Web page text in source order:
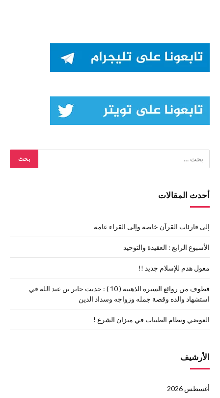
أحدث المقالات
إلى قارئات القرآن خاصة وإلى القراء عامة
الأسبوع الرابع : العقيدة والتوحيد
معول هدم للإسلام جديد !!
قطوف من روائع السيرة الذهبية ( 10 ) : حديث جابر بن عبد الله في
استشهاد والده وقصة جمله وزواجه وسداد الدين
العوضي ونظام الطيبات في ميزان الشرع !
الأرشيف
أغسطس 2026